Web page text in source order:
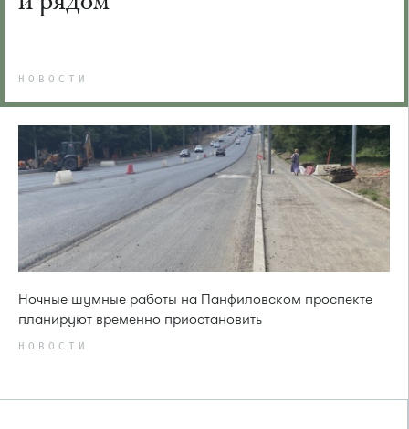
НОВОСТИ
Ночные шумные работы на Панфиловском проспекте
планируют временно приостановить
НОВОСТИ